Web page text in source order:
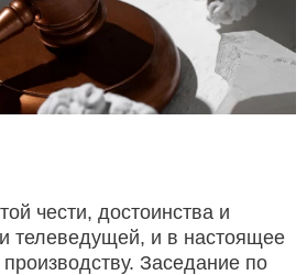
чести, достоинства и
телеведущей, и в настоящее
Заседание по